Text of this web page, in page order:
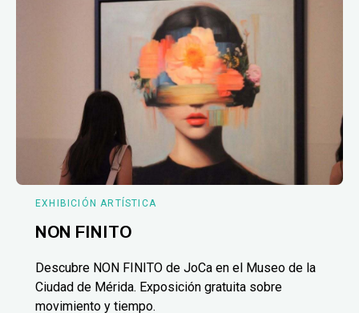
EXHIBICIÓN ARTÍSTICA
NON FINITO
Descubre NON FINITO de JoCa en el Museo de la
Ciudad de Mérida. Exposición gratuita sobre
movimiento y tiempo.